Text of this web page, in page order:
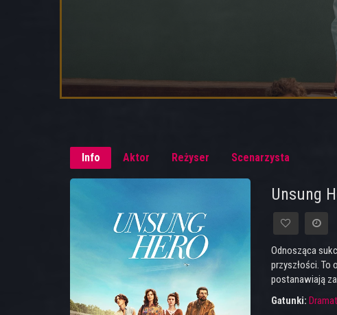
Info Aktor Reżyser Scenarzysta
Unsung
Odnosząca
przyszłości. To
postanawiają
Gatunki: Dramat